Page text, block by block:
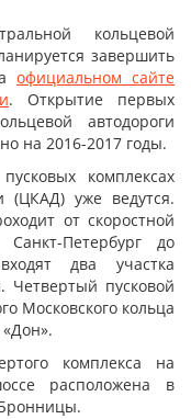
кольцевой
завершить
официальном сайте
. Открытие первых
автодороги
на 2016-2017 годы.
комплексах
(ЦКАД) уже ведутся.
от скоростной
Петербург до
два участка
пусковой
Московского кольца
комплекса на
расположена в